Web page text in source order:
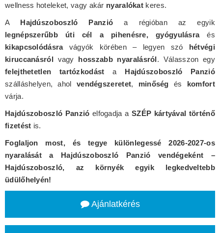
wellness hoteleket, vagy akár nyaralókat keres.
A Hajdúszoboszló Panzió a régióban az egyik
legnépszerűbb úti cél a pihenésre, gyógyulásraés
kikapcsolódásravágyók körében – legyen szó hétvégi
kiruccanásról vagy hosszabb nyaralásról. Válasszon egy
felejthetetlen tartózkodást a Hajdúszoboszló Panzió
szálláshelyen, ahol vendégszeretet, minőség és komfort
várja.
Hajdúszoboszló Panzió elfogadja a SZÉP kártyával történő
fizetést is.
Foglaljon most, és tegye különlegessé 2026-2027-os
nyaralását a Hajdúszoboszló Panzió vendégeként –
Hajdúszoboszló, az környék egyik legkedveltebb
üdülőhelyén!
Ajánlatkérés